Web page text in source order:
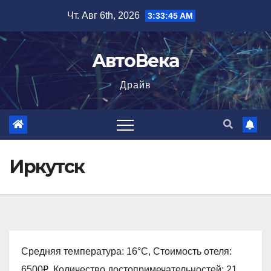
содержимому
Чт. Авг 6th, 2026 3:33:46 AM
АвтоВека
Драйв
Иркутск
Средняя температура: 16°C, Стоимость отеля: